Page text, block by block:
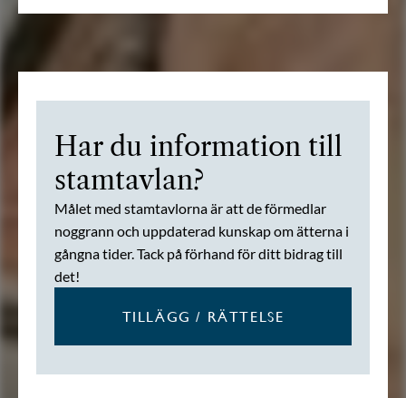
Har du information till
stamtavlan?
Målet med stamtavlorna är att de förmedlar
noggrann och uppdaterad kunskap om ätterna i
gångna tider. Tack på förhand för ditt bidrag till
det!
TILLÄGG / RÄTTELSE